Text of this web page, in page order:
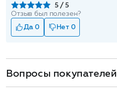
5
Отзыв был полезен?
Да 0
Нет 0
Вопросы покупателей